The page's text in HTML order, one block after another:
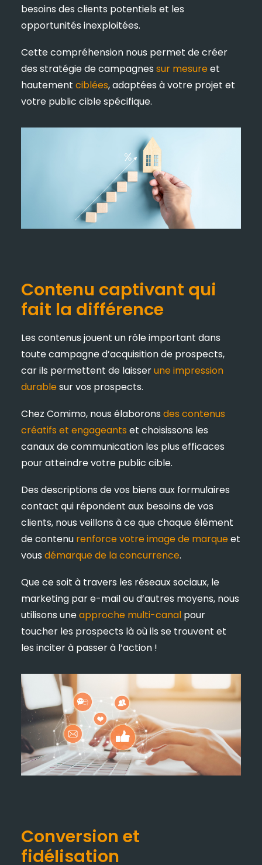
besoins des clients potentiels et les
opportunités inexploitées.
Cette compréhension nous permet de créer
des stratégie de campagnes sur mesureet
hautement ciblées, adaptées à votre projet et
votre public cible spécifique.
Contenu captivant qui
fait la différence
Les contenus jouent un rôle important dans
toute campagne d’acquisition de prospects,
car ils permettent de laisserune impression
durablesur vos prospects.
Chez Comimo, nous élaborons des contenus
créatifs et engageants et choisissons les
canaux de communication les plus efficaces
pour atteindre votre public cible.
Des descriptions de vos biens aux formulaires
contact qui répondent aux besoins de vos
clients, nous veillons à ce que chaque élément
de contenu renforce votre image de marqueet
vous démarque de la concurrence.
Que ce soit à travers les réseaux sociaux, le
marketing par e-mail ou d’autres moyens, nous
utilisons uneapproche multi-canal pour
toucher les prospects là où ils se trouvent et
les inciter à passer à l’action !
Conversion et
fidélisation